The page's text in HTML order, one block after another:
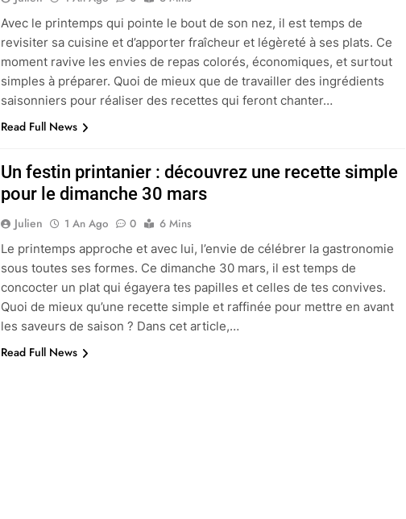
Avec le printemps qui pointe le bout de son nez, il est temps de
revisiter sa cuisine et d’apporter fraîcheur et légèreté à ses plats. Ce
moment ravive les envies de repas colorés, économiques, et surtout
simples à préparer. Quoi de mieux que de travailler des ingrédients
saisonniers pour réaliser des recettes qui feront chanter…
Read Full News
Un festin printanier : découvrez une recette simple
pour le dimanche 30 mars
Julien 1 An Ago 0
6 Mins
Le printemps approche et avec lui, l’envie de célébrer la gastronomie
sous toutes ses formes. Ce dimanche 30 mars, il est temps de
concocter un plat qui égayera tes papilles et celles de tes convives.
Quoi de mieux qu’une recette simple et raffinée pour mettre en avant
les saveurs de saison ? Dans cet article,…
Read Full News